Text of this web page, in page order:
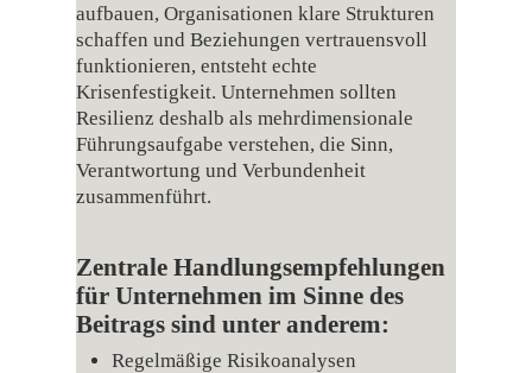
aufbauen, Organisationen klare Strukturen
schaffen und Beziehungen vertrauensvoll
funktionieren, entsteht echte
Krisenfestigkeit. Unternehmen sollten
Resilienz deshalb als mehrdimensionale
Führungsaufgabe verstehen, die Sinn,
Verantwortung und Verbundenheit
zusammenführt.
Zentrale Handlungsempfehlungen
für Unternehmen im Sinne des
Beitrags sind unter anderem:
Regelmäßige Risikoanalysen